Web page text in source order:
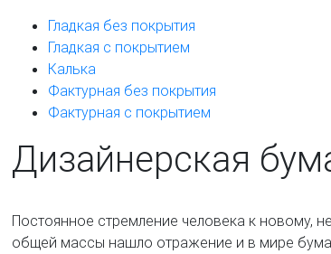
Гладкая без покрытия
Гладкая с покрытием
Калька
Фактурная без покрытия
Фактурная с покрытием
Дизайнерская
Постоянное стремление человека к новому,
общей массы нашло отражение и в мире